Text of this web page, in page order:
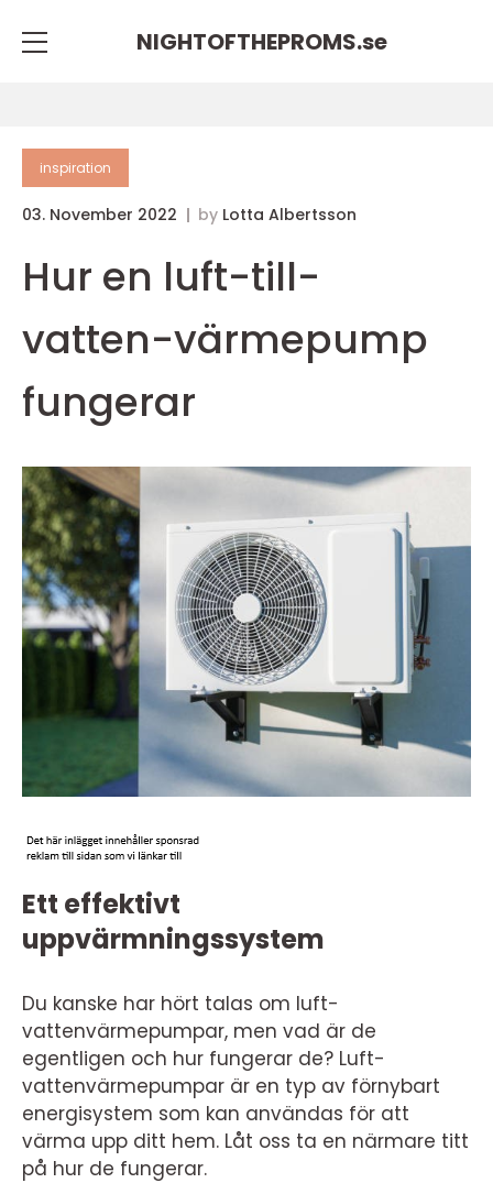
NIGHTOFTHEPROMS.se
inspiration
03. November 2022 by Lotta Albertsson
Hur en luft-till-
vatten-värmepump
fungerar
Ett effektivt
uppvärmningssystem
Du kanske har hört talas om luft-
vattenvärmepumpar, men vad är de
egentligen och hur fungerar de? Luft-
vattenvärmepumpar är en typ av förnybart
energisystem som kan användas för att
värma upp ditt hem. Låt oss ta en närmare titt
på hur de fungerar.